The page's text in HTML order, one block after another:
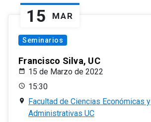
15 MAR
Seminarios
Francisco Silva, UC
15 de Marzo de 2022
15:30
Facultad de Ciencias Económicas y
Administrativas UC